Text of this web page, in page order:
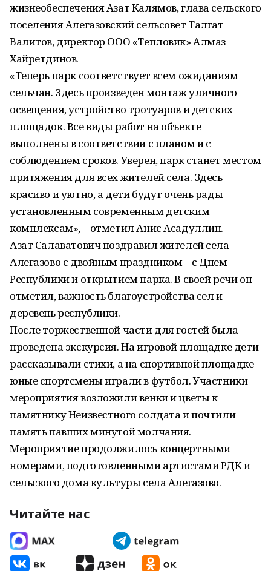
жизнеобеспечения Азат Калямов, глава сельского
поселения Алегазовский сельсовет Талгат
Валитов, директор ООО «Тепловик» Алмаз
Хайретдинов.
«Теперь парк соответствует всем ожиданиям
сельчан. Здесь произведен монтаж уличного
освещения, устройство тротуаров и детских
площадок. Все виды работ на объекте
выполнены в соответствии с планом и с
соблюдением сроков. Уверен, парк станет местом
притяжения для всех жителей села. Здесь
красиво и уютно, а дети будут очень рады
установленным современным детским
комплексам», – отметил Анис Асадуллин.
Азат Салаватович поздравил жителей села
Алегазово с двойным праздником – с Днем
Республики и открытием парка. В своей речи он
отметил, важность благоустройства сел и
деревень республики.
После торжественной части для гостей была
проведена экскурсия. На игровой площадке дети
рассказывали стихи, а на спортивной площадке
юные спортсмены играли в футбол. Участники
мероприятия возложили венки и цветы к
памятнику Неизвестного солдата и почтили
память павших минутой молчания.
Мероприятие продолжилось концертными
номерами, подготовленными артистами РДК и
сельского дома культуры села Алегазово.
Читайте нас